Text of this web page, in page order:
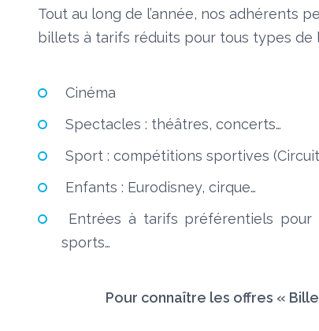
Tout au long de l’année, nos adhérents
billets à tarifs réduits pour tous types de
Cinéma
Spectacles : théâtres, concerts…
Sport : compétitions sportives
Enfants : Eurodisney, cirque…
Entrées à tarifs préférentiels pour
sports…
Pour connaître les offres «